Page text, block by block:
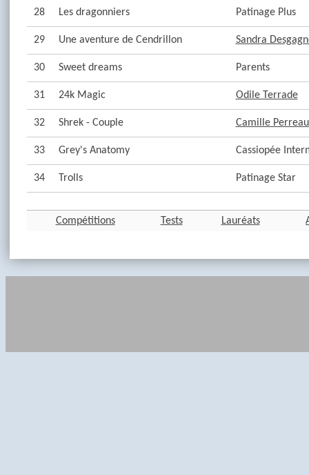
28 Les dragonniers Patinage Plus
29 Une aventure de Cendrillon Sandra
30 Sweet dreams Parents
31 24k Magic Odile Terrade
32 Shrek - Couple Camille
33 Grey's Anatomy Cassiopée
34 Trolls Patinage Star
Compétitions Tests Lauréats